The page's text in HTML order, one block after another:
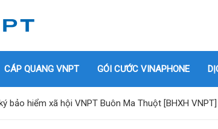
CÁP QUANG VNPT GÓI CƯỚC VINAPHONE
bảo hiểm xã hội VNPT Buôn Ma Thuột [BHXH VNPT]